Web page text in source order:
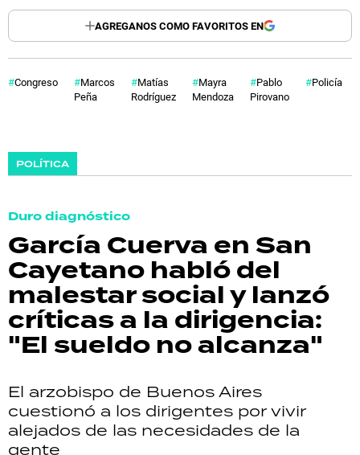
AGREGANOS COMO FAVORITOS EN
Congreso
Marcos
Peña
Matías
Rodríguez
Mayra
Mendoza
Pablo
Pirovano
Policía
POLÍTICA
Duro diagnóstico
García Cuerva en San
Cayetano habló del
malestar social y lanzó
críticas a la dirigencia:
"El sueldo no alcanza"
El arzobispo de Buenos Aires
cuestionó a los dirigentes por vivir
alejados de las necesidades de la
gente